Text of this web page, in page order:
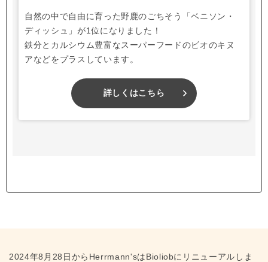
自然の中で自由に育った野鹿のごちそう「ベニソン・
ディッシュ」が1位になりました！
鉄分とカルシウム豊富なスーパーフードのビオのキヌ
アなどをプラスしています。
詳しくはこちら
2024年8月28日からHerrmann'sはBioliobにリニューアルしま